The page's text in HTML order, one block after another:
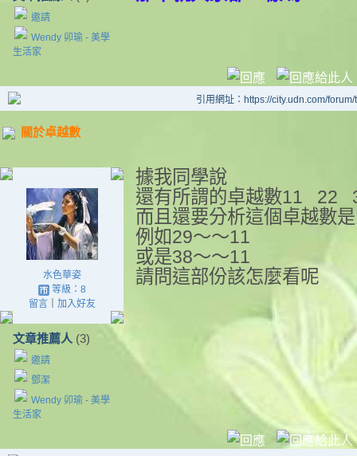
邀請
Wendy 卯瑜 - 美學
生活家
引用網址：https://city.udn.com/
關於卓越數
水色華姿
等級：8
留言｜ 加入好友
文章推薦人 (3)
邀請
鄧潔
Wendy 卯瑜 - 美學
生活家
據我同學說
還有所謂的卓越數11 22
而且還要分析這個卓越數
例如29～～11
或是38～～11
請問這部份該怎麼看呢